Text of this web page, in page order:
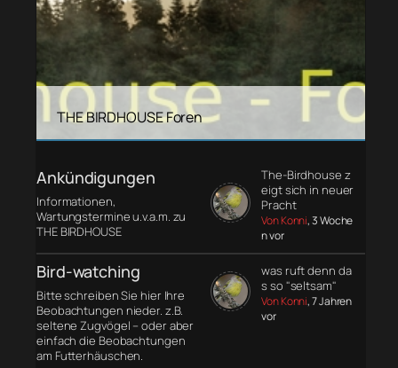
THE BIRDHOUSE Foren
Ankündigungen
Informationen,
Wartungstermine u.v.a.m. zu
THE BIRDHOUSE
The-Birdhouse z
eigt sich in neuer
Pracht
Von Konni, 3 Woche
n vor
Bird-watching
Bitte schreiben Sie hier Ihre
Beobachtungen nieder. z.B.
seltene Zugvögel – oder aber
einfach die Beobachtungen
am Futterhäuschen.
was ruft denn da
s so "seltsam"
Von Konni, 7 Jahren
vor